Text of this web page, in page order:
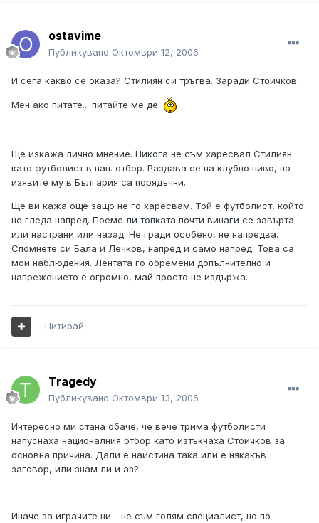
ostavime
Публикувано Октомври 12, 2006
И сега какво се оказа? Стилиян си тръгва. Заради Стоичков.
Мен ако питате... питайте ме де.
Ще изкажа лично мнение. Никога не съм харесвал Стилиян
като футболист в нац. отбор. Раздава се на клубно ниво, но
изявите му в България са порядъчни.
Ще ви кажа още защо не го харесвам. Той е футболист, който
не гледа напред. Поеме ли топката почти винаги се завърта
или настрани или назад. Не гради особено, не напредва.
Спомнете си Бала и Лечков, напред и само напред. Това са
мои наблюдения. Лентата го обремени допълнително и
напрежението е огромно, май просто не издържа.
Цитирай
Tragedy
Публикувано Октомври 13, 2006
Интересно ми стана обаче, че вече трима футболисти
напуснаха националния отбор като изтъкнаха Стоичков за
основна причина. Дали е наистина така или е някакъв
заговор, или знам ли и аз?
Иначе за играчите ни - не съм голям специалист, но по